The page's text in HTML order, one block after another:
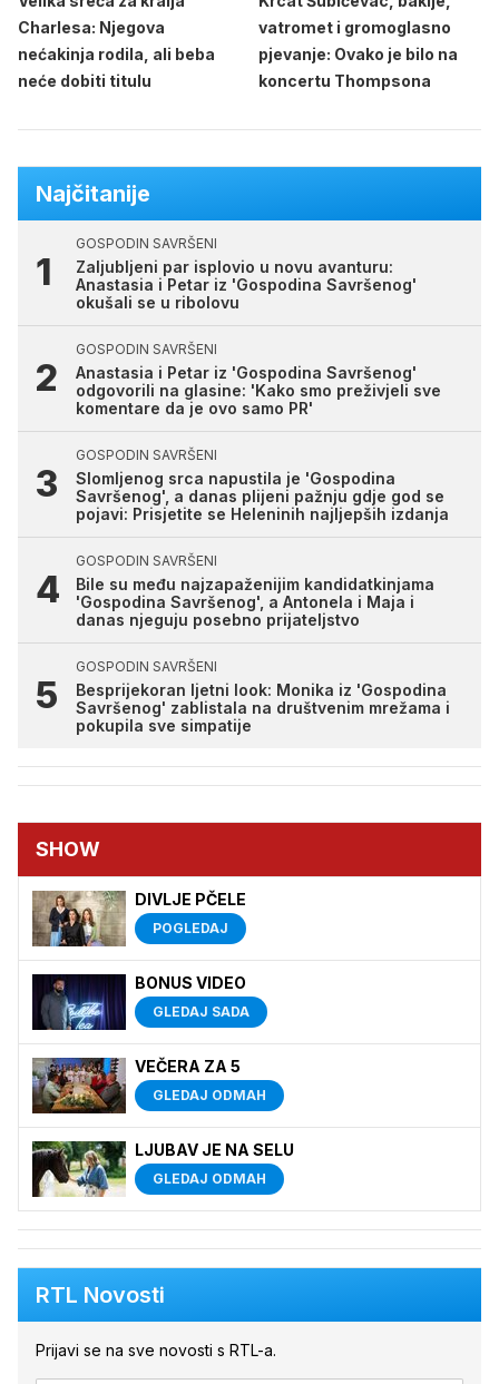
Charlesa: Njegova
nećakinja rodila, ali beba
neće dobiti titulu
vatromet i gromoglasno
pjevanje: Ovako je bilo na
koncertu Thompsona
Najčitanije
GOSPODIN SAVRŠENI
Zaljubljeni par isplovio u novu avanturu:
Anastasia i Petar iz 'Gospodina Savršenog'
okušali se u ribolovu
GOSPODIN SAVRŠENI
Anastasia i Petar iz 'Gospodina Savršenog'
odgovorili na glasine: 'Kako smo preživjeli sve
komentare da je ovo samo PR'
GOSPODIN SAVRŠENI
Slomljenog srca napustila je 'Gospodina
Savršenog', a danas plijeni pažnju gdje god se
pojavi: Prisjetite se Heleninih najljepših izdanja
GOSPODIN SAVRŠENI
Bile su među najzapaženijim kandidatkinjama
'Gospodina Savršenog', a Antonela i Maja i
danas njeguju posebno prijateljstvo
GOSPODIN SAVRŠENI
Besprijekoran ljetni look: Monika iz 'Gospodina
Savršenog' zablistala na društvenim mrežama i
pokupila sve simpatije
SHOW
DIVLJE PČELE
POGLEDAJ
BONUS VIDEO
GLEDAJ SADA
VEČERA ZA 5
GLEDAJ ODMAH
LJUBAV JE NA SELU
GLEDAJ ODMAH
RTL Novosti
Prijavi se na sve novosti s RTL-a.